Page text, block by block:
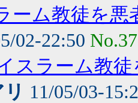
ーム教徒を
02-22:50
スラーム教
11/05/03-